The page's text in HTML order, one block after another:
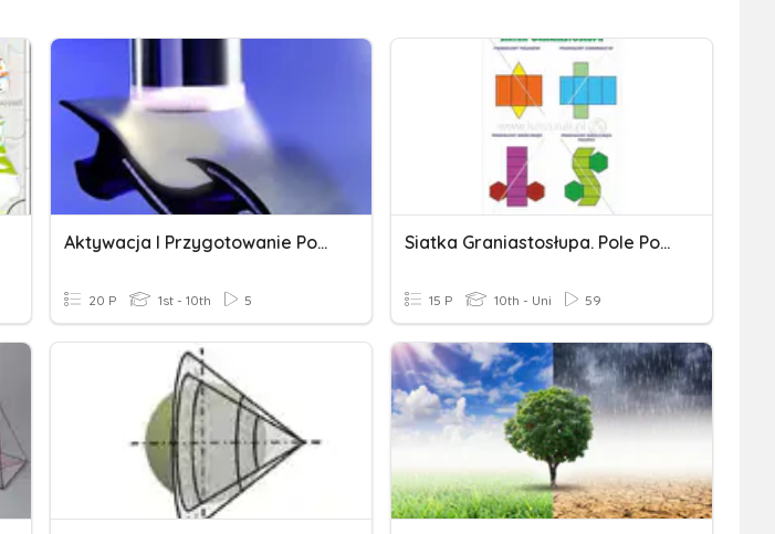
Aktywacja I Przygotowanie Powierzchni
20 P 1st - 10th 5
Siatka Graniastosłupa. Pole Powierzchni. Kl.7
15 P 10th - Uni 59